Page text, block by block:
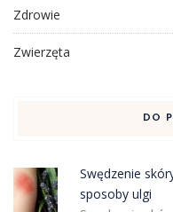
Zdrowie
Zwierzęta
DO
Swędzenie
sposoby ulgi